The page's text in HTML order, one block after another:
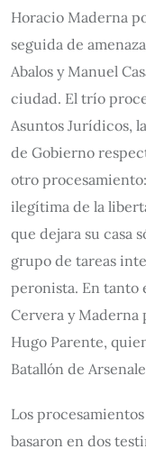
Horacio Maderna
seguida de
Abalos y Manuel
ciudad. El trío
Asuntos Jurídicos,
de Gobierno
otro
ilegítima de la
que dejara su casa
grupo de tareas
peronista. En tanto
Cervera y
Hugo Parente,
Batallón de
Los
basaron en dos